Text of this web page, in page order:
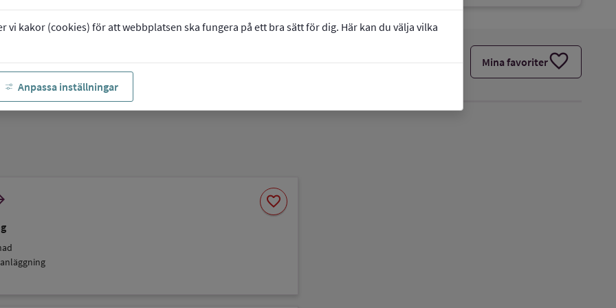
vi kakor (cookies) för att webbplatsen ska fungera på ett bra sätt för dig. Här kan du välja vilka
Anpassa inställningar
Mina favoriterfavorite
favorite
Spara
som